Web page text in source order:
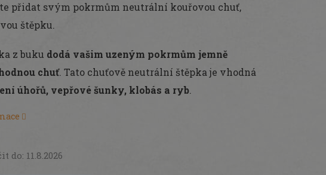
do: 11.8.2026
přidat svým pokrmům neutrální kouřovou chuť,
štěpku.
z buku dodá vašim uzeným pokrmům jemně
chuť. Tato chuťově neutrální štěpka je vhodná
úhořů, vepřové šunky, klobás a ryb.